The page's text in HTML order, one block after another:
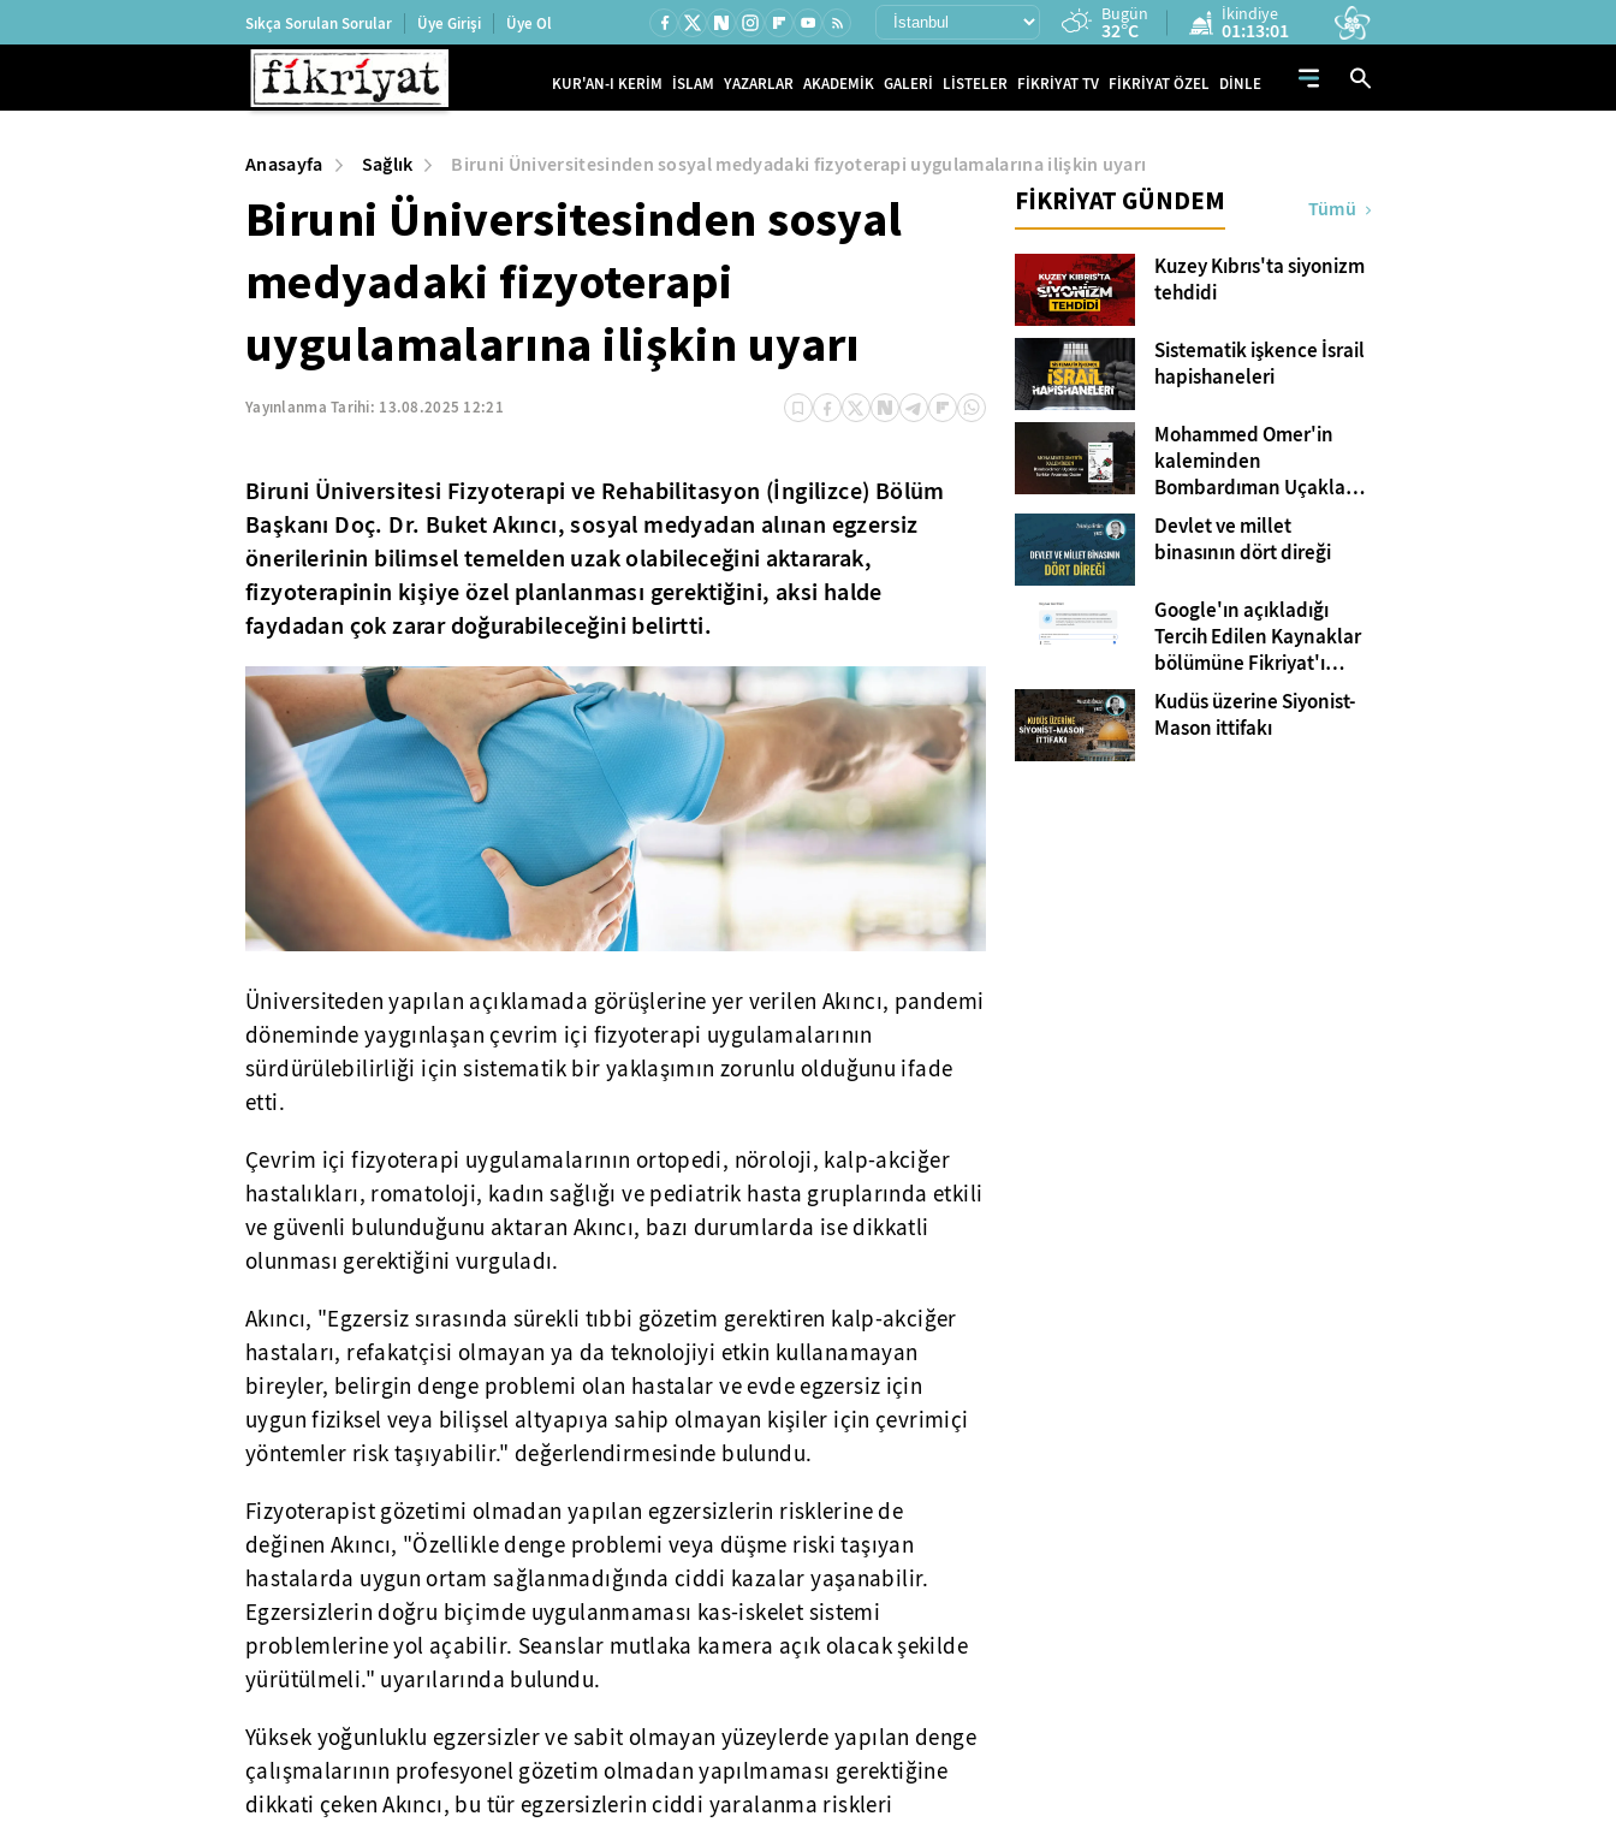
Sıkça Sorulan Sorular Üye Girişi Üye Ol Bugün
32°C
İkindiye
01:13:00
KUR'AN-I KERİM İSLAM YAZARLAR AKADEMİK GALERİ LİSTELER FİKRİYAT TV FİKRİYAT ÖZEL DİNLE
Anasayfa Sağlık Biruni Üniversitesinden sosyal medyadaki fizyoterapi uygulamalarına ilişkin uyarı
Biruni Üniversitesinden sosyal
medyadaki fizyoterapi
uygulamalarına ilişkin uyarı
Yayınlanma Tarihi: 13.08.2025 12:21
Biruni Üniversitesi Fizyoterapi ve Rehabilitasyon (İngilizce) Bölüm
Başkanı Doç. Dr. Buket Akıncı, sosyal medyadan alınan egzersiz
önerilerinin bilimsel temelden uzak olabileceğini aktararak,
fizyoterapinin kişiye özel planlanması gerektiğini, aksi halde
faydadan çok zarar doğurabileceğini belirtti.
Üniversiteden yapılan açıklamada görüşlerine yer verilen Akıncı, pandemi
döneminde yaygınlaşan çevrim içi fizyoterapi uygulamalarının
sürdürülebilirliği için sistematik bir yaklaşımın zorunlu olduğunu ifade
etti.
Çevrim içi fizyoterapi uygulamalarının ortopedi, nöroloji, kalp-akciğer
hastalıkları, romatoloji, kadın sağlığı ve pediatrik hasta gruplarında etkili
ve güvenli bulunduğunu aktaran Akıncı, bazı durumlarda ise dikkatli
olunması gerektiğini vurguladı.
Akıncı, "Egzersiz sırasında sürekli tıbbi gözetim gerektiren kalp-akciğer
hastaları, refakatçisi olmayan ya da teknolojiyi etkin kullanamayan
bireyler, belirgin denge problemi olan hastalar ve evde egzersiz için
uygun fiziksel veya bilişsel altyapıya sahip olmayan kişiler için çevrimiçi
yöntemler risk taşıyabilir." değerlendirmesinde bulundu.
Fizyoterapist gözetimi olmadan yapılan egzersizlerin risklerine de
değinen Akıncı, "Özellikle denge problemi veya düşme riski taşıyan
hastalarda uygun ortam sağlanmadığında ciddi kazalar yaşanabilir.
Egzersizlerin doğru biçimde uygulanmaması kas-iskelet sistemi
problemlerine yol açabilir. Seanslar mutlaka kamera açık olacak şekilde
yürütülmeli." uyarılarında bulundu.
Yüksek yoğunluklu egzersizler ve sabit olmayan yüzeylerde yapılan denge
çalışmalarının profesyonel gözetim olmadan yapılmaması gerektiğine
dikkati çeken Akıncı, bu tür egzersizlerin ciddi yaralanma riskleri
FİKRİYAT GÜNDEM Tümü
Kuzey Kıbrıs'ta siyonizm
tehdidi
Sistematik işkence İsrail
hapishaneleri
Mohammed Omer'in
kaleminden
Bombardıman Uçakları
ve Tanklar Arasında
Gazze
Devlet ve millet
binasının dört direği
Google'ın açıkladığı
Tercih Edilen Kaynaklar
bölümüne Fikriyat'ı
eklemeyi unutmayın!
Kudüs üzerine Siyonist-
Mason ittifakı